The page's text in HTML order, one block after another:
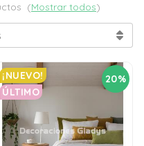
(Mostrar todos)
20%
¡NUEVO!
ÚLTIMO